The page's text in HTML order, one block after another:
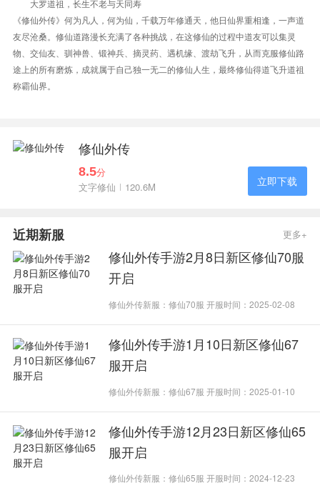
大罗道祖，长生不老与天同寿
《修仙外传》何为凡人，何为仙，千载万年修通天，他日仙界重相逢，一声道
友尽沧桑。修仙道路漫长充满了各种挑战，在这修仙的过程中道友可以集灵
物、交仙友、驯神兽、锻神兵、摘灵药、遇机缘、渡劫飞升，从而克服修仙路
途上的所有磨炼，成就属于自己独一无二的修仙人生，最终修仙得道飞升道祖
称霸仙界。
修仙外传
8.5分
文字修仙
120.6M 立即下载
近期新服 更多+
修仙外传手游2月8日新区修仙70服
开启
修仙外传新服：修仙70服 开服时间：2025-02-08
修仙外传手游1月10日新区修仙67
服开启
修仙外传新服：修仙67服 开服时间：2025-01-10
修仙外传手游12月23日新区修仙65
服开启
修仙外传新服：修仙65服 开服时间：2024-12-23